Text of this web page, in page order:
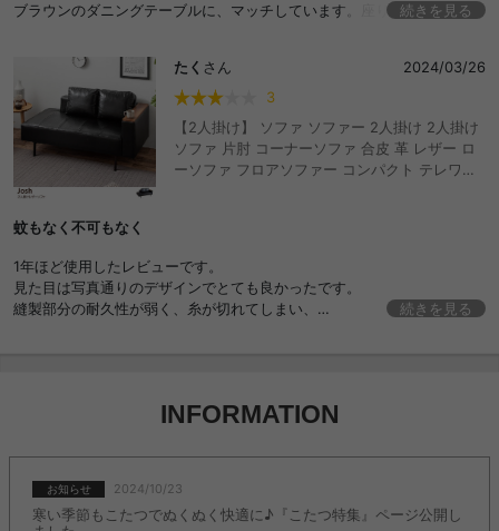
ブラウンのダニングテーブルに、マッチしています。座り心地もとても
続きを見る
たく さん
2024/03/26
3
【2人掛け】 ソファ ソファー 2人掛け 2人掛け
ソファ 片肘 コーナーソファ 合皮 革 レザー ロ
ーソファ フロアソファー コンパクト テレワー
蚊もなく不可もなく
1年ほど使用したレビューです。
見た目は写真通りのデザインでとても良かったです。
縫製部分の耐久性が弱く、糸が切れてしまい、
続きを見る
INFORMATION
お知らせ 2024/10/23
寒い季節もこたつでぬくぬく快適に♪『こたつ特集』ページ公開し